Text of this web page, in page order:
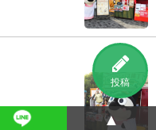
投稿
▲